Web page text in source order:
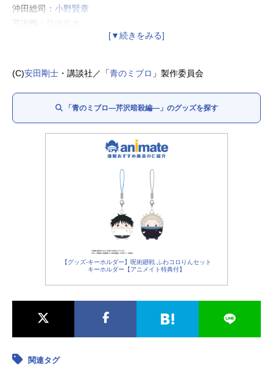
沖田総司： 小野賢章
芹沢鴨：
原田左之助：
岩崎諒太
藤堂平助：戸谷菊之介
井上源三郎： 杉山紀彰
新見錦：梅原裕一郎
高口公介
杉崎亮
桂小五郎：斎賀みつき
坂本龍馬：榎木淳弥
(C)安田剛士 ・講談社／「青のミブロ 」製作委員会
「青のミブロ—芹沢暗殺編—」のグッズを探す
【グッズ-キーホルダー】呪術廻戦 ふわコロりんセット
キーホルダー【アニメイト特典付】
関連タグ